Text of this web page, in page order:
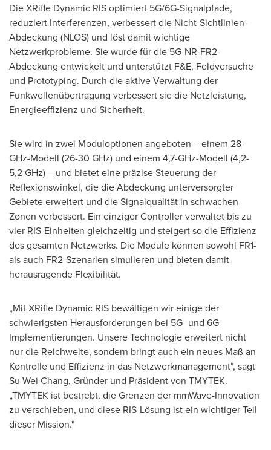
Die XRifle Dynamic RIS optimiert 5G/6G-Signalpfade,
reduziert Interferenzen, verbessert die Nicht-Sichtlinien-
Abdeckung (NLOS) und löst damit wichtige
Netzwerkprobleme. Sie wurde für die 5G-NR-FR2-
Abdeckung entwickelt und unterstützt F&E, Feldversuche
und Prototyping. Durch die aktive Verwaltung der
Funkwellenübertragung verbessert sie die Netzleistung,
Energieeffizienz und Sicherheit.
Sie wird in zwei Moduloptionen angeboten – einem 28-
GHz-Modell (26-30 GHz) und einem 4,7-GHz-Modell (4,2-
5,2 GHz) – und bietet eine präzise Steuerung der
Reflexionswinkel, die die Abdeckung unterversorgter
Gebiete erweitert und die Signalqualität in schwachen
Zonen verbessert. Ein einziger Controller verwaltet bis zu
vier RIS-Einheiten gleichzeitig und steigert so die Effizienz
des gesamten Netzwerks. Die Module können sowohl FR1-
als auch FR2-Szenarien simulieren und bieten damit
herausragende Flexibilität.
„Mit XRifle Dynamic RIS bewältigen wir einige der
schwierigsten Herausforderungen bei 5G- und 6G-
Implementierungen. Unsere Technologie erweitert nicht
nur die Reichweite, sondern bringt auch ein neues Maß an
Kontrolle und Effizienz in das Netzwerkmanagement", sagt
Su-Wei Chang, Gründer und Präsident von TMYTEK.
„TMYTEK ist bestrebt, die Grenzen der mmWave-Innovation
zu verschieben, und diese RIS-Lösung ist ein wichtiger Teil
dieser Mission."